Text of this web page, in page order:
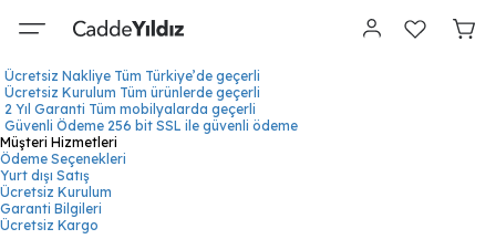
Ücretsiz Nakliye Tüm Türkiye’de geçerli
Ücretsiz Kurulum Tüm ürünlerde geçerli
2 Yıl Garanti Tüm mobilyalarda geçerli
Güvenli Ödeme 256 bit SSL ile güvenli ödeme
Müşteri Hizmetleri
Ödeme Seçenekleri
Yurt dışı Satış
Ücretsiz Kurulum
Garanti Bilgileri
Ücretsiz Kargo